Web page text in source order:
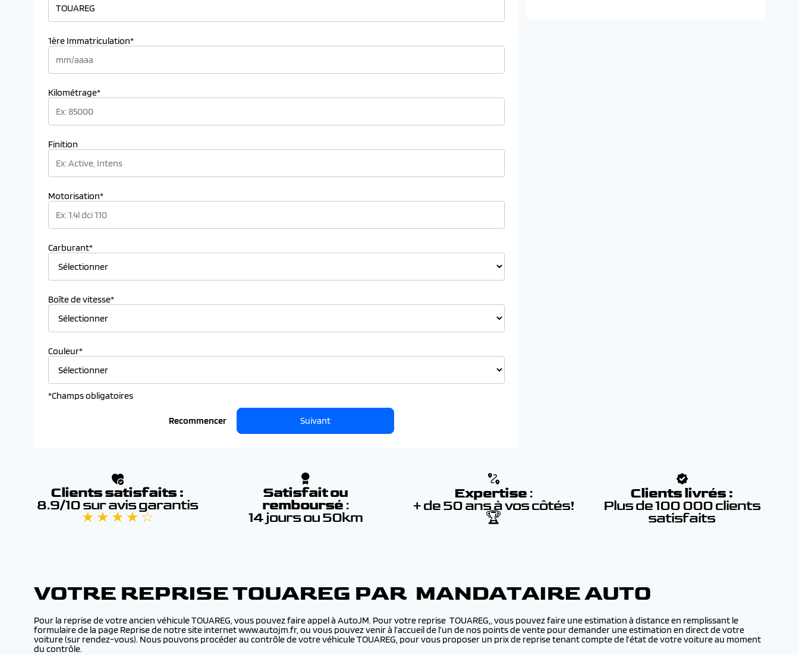
1ère Immatriculation*
Kilométrage*
Finition
Motorisation*
Carburant*
Boîte de vitesse*
Couleur*
*Champs obligatoires
Recommencer Suivant
Clients satisfaits :
8.9/10 sur avis garantis
★ ★ ★ ★ ☆
Satisfait ou
remboursé :
14 jours ou 50km
Expertise :
+ de 50 ans à vos côtés!
🏆
Clients livrés :
Plus de 100 000 clients
satisfaits
VOTRE REPRISE TOUAREG PAR MANDATAIRE AUTO
Pour la reprise de votre ancien véhicule TOUAREG, vous pouvez faire appel à AutoJM. Pour votre reprise TOUAREG,, vous pouvez faire une estimation à distance en remplissant le
formulaire de la page Reprise de notre site internet www.autojm.fr, ou vous pouvez venir à l’accueil de l’un de nos points de vente pour demander une estimation en direct de votre
voiture (sur rendez-vous). Nous pouvons procéder au contrôle de votre véhicule TOUAREG, pour vous proposer un prix de reprise tenant compte de l’état de votre voiture au moment
du contrôle.